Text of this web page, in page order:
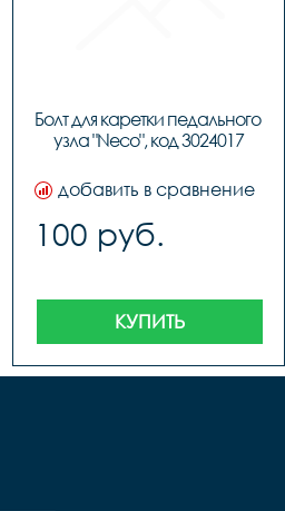
Болт для каретки педального
узла "Neco", код 3024017
добавить в сравнение
100 руб.
КУПИТЬ